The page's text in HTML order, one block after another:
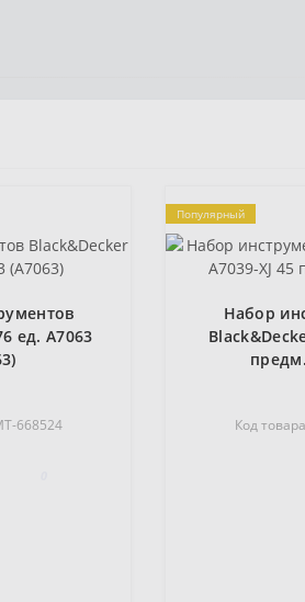
ед. A7063
668524
Популярный
Набор
Код